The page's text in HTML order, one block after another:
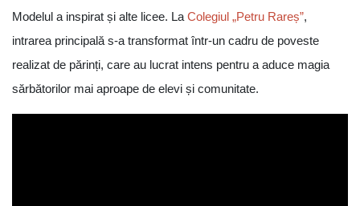
Modelul a inspirat și alte licee. La Colegiul „Petru Rareș”,
intrarea principală s-a transformat într-un cadru de poveste
realizat de părinți, care au lucrat intens pentru a aduce magia
sărbătorilor mai aproape de elevi și comunitate.